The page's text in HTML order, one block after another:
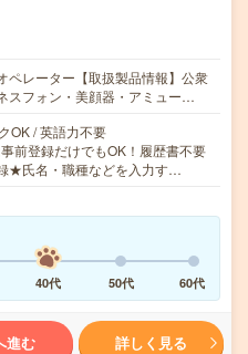
ペレーター【取扱製品情報】公衆
スフォン・美顔器・アミュー…
OK / 英語力不要
前登録だけでもOK！履歴書不要
★氏名・職種などを入力す…
40代 50代 60代
進む 詳しく見る